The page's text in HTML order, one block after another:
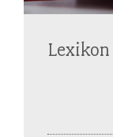
Lexikon